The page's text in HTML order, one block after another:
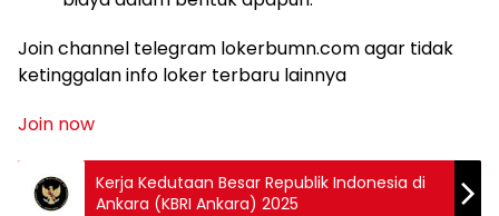
Join channel telegram lokerbumn.com agar tidak
ketinggalan info loker terbaru lainnya
Join now
Kerja Kedutaan Besar Republik Indonesia di
Ankara (KBRI Ankara) 2025